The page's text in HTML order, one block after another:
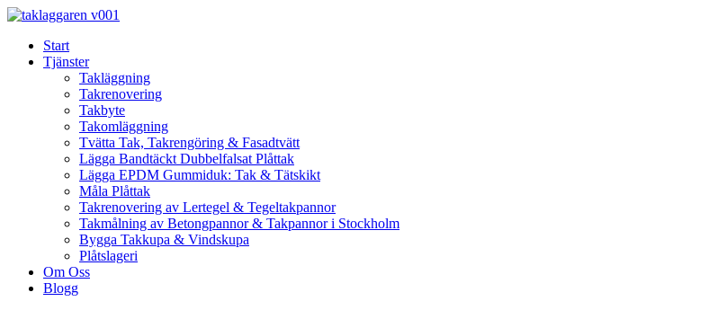
Skip
contentStart
Tjänster
Takläggning
Takrenovering
Takbyte
Takomläggning
Tvätta Tak, Takrengöring & Fasadtvätt
Lägga Bandtäckt Dubbelfalsat Plåttak
Lägga EPDM Gummiduk: Tak & Tätskikt
Måla Plåttak
Takrenovering av Lertegel & Tegeltakpannor
Takmålning av Betongpannor & Takpannor i Stockholm
Bygga Takkupa & Vindskupa
Plåtslageri
Om Oss
Blogg